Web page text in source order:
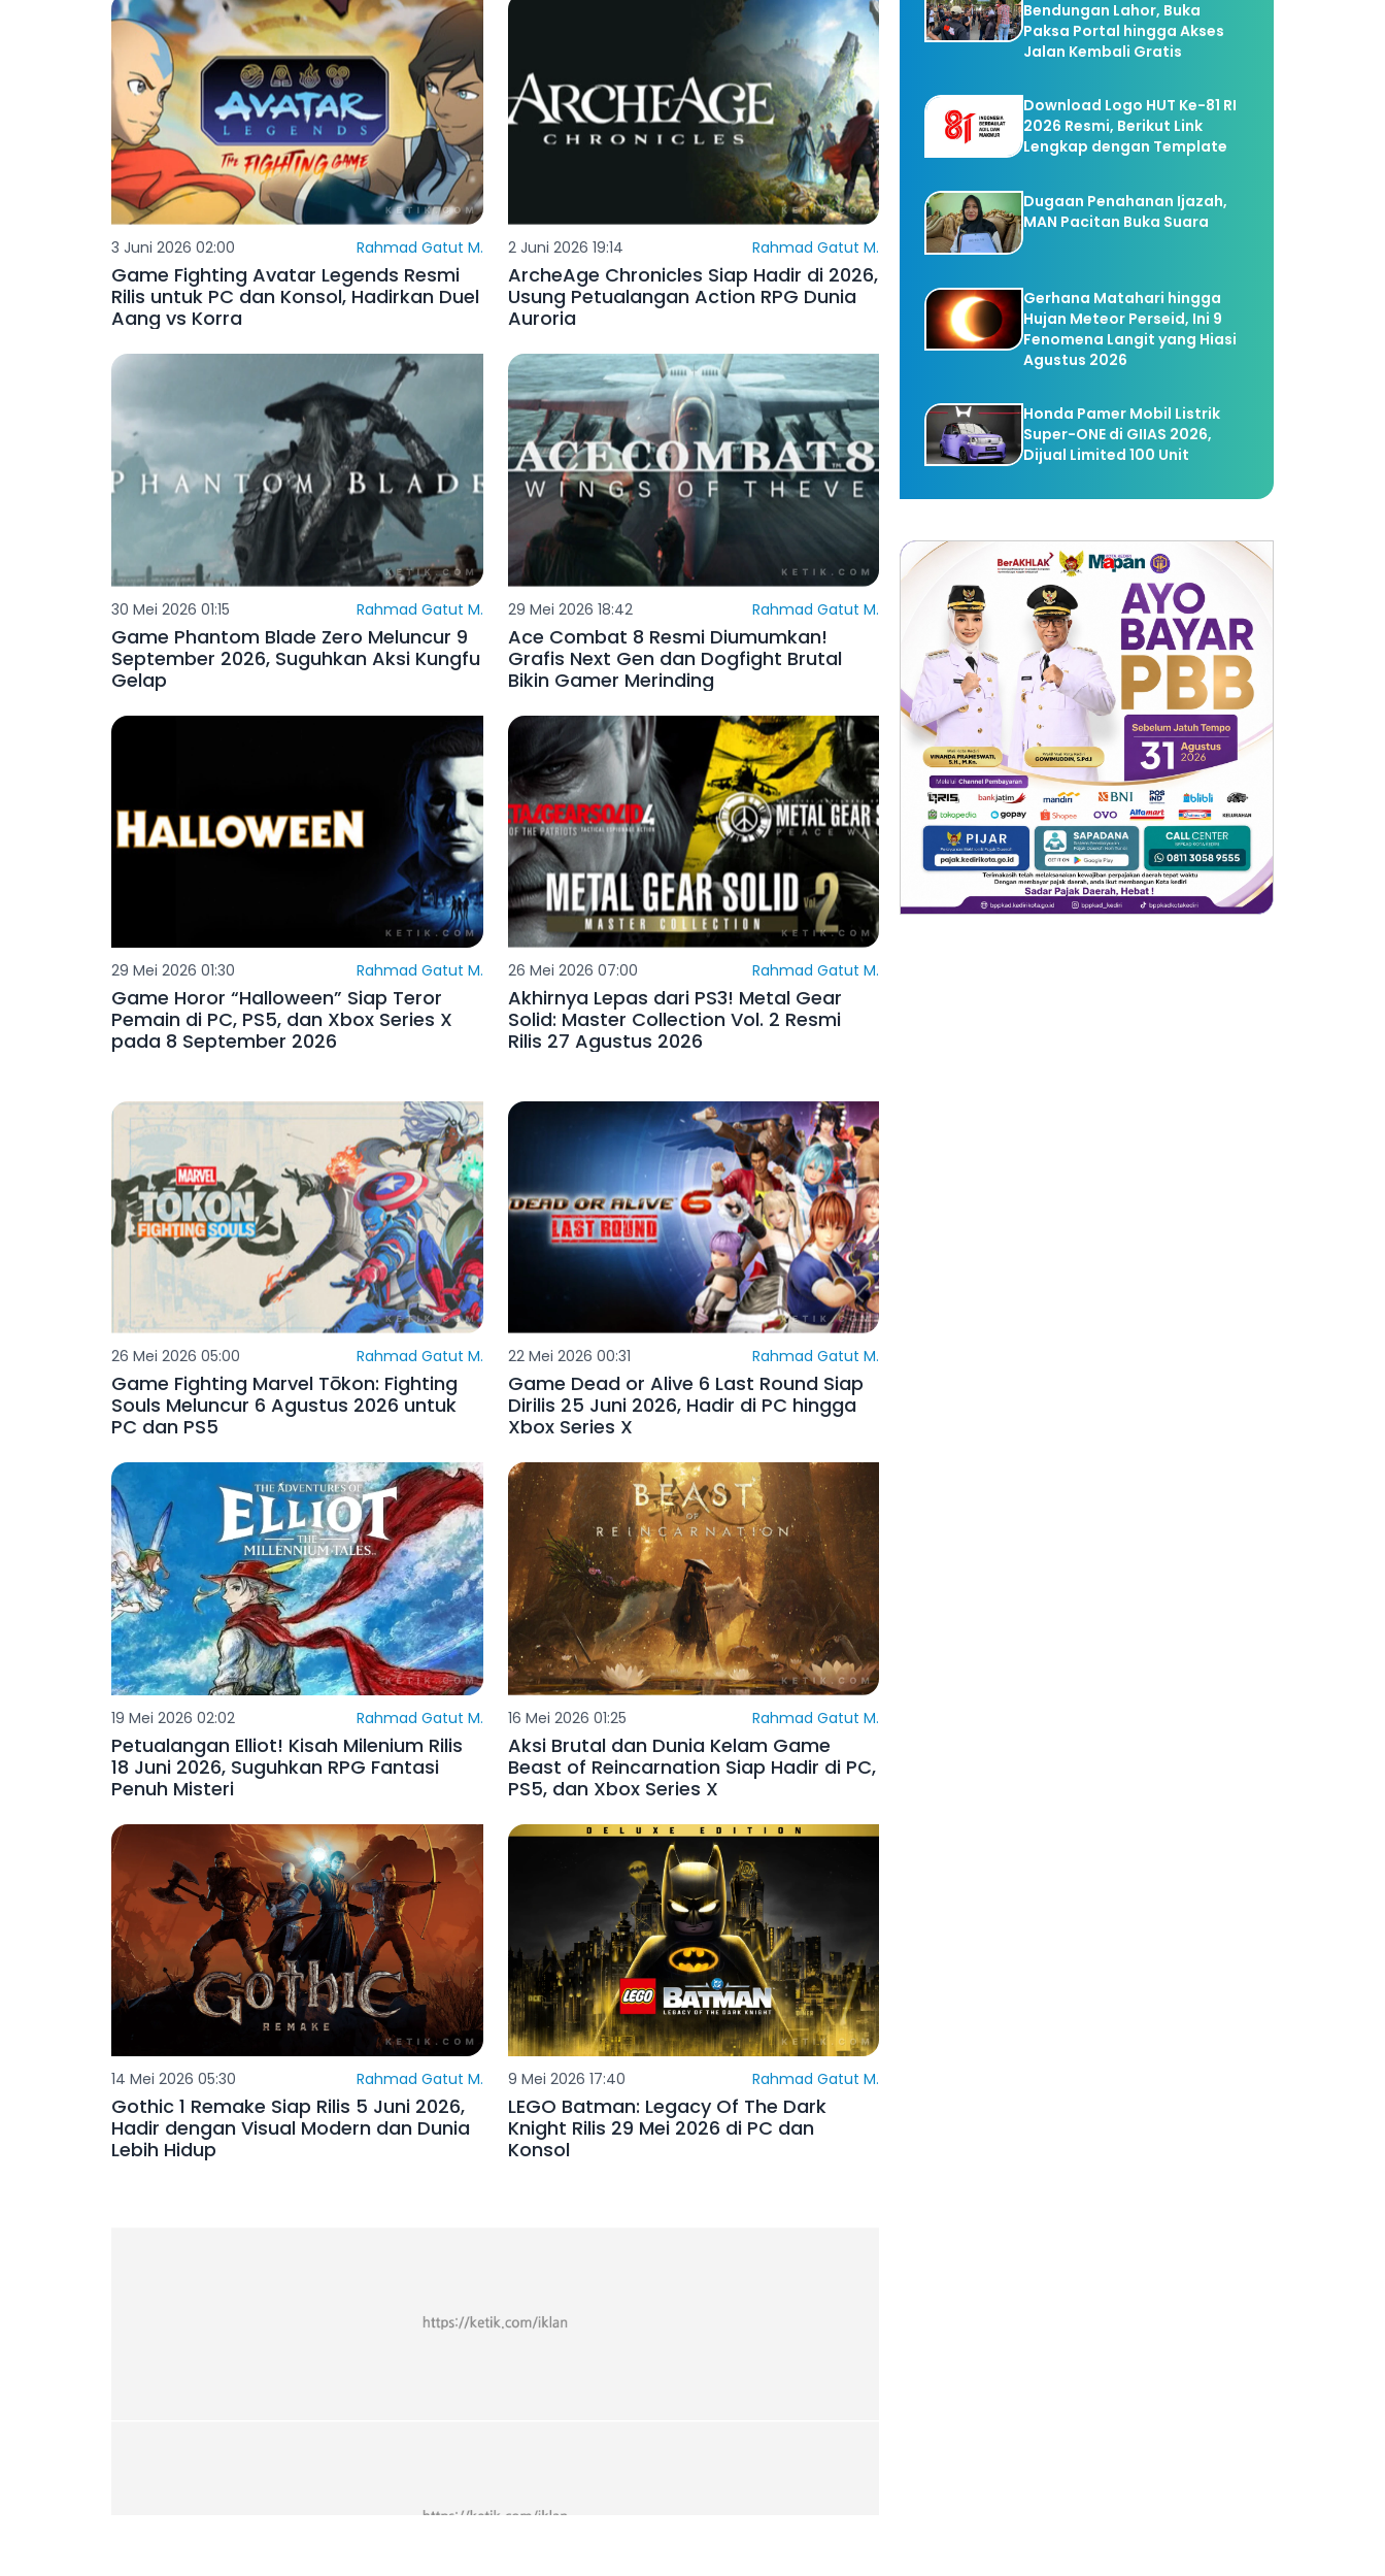
3 Juni 2026 02:00 Rahmad Gatut M.
Game Fighting Avatar Legends Resmi
Rilis untuk PC dan Konsol, Hadirkan Duel
Aang vs Korra
2 Juni 2026 19:14 Rahmad Gatut M.
ArcheAge Chronicles Siap Hadir di 2026,
Usung Petualangan Action RPG Dunia
Auroria
30 Mei 2026 01:15 Rahmad Gatut M.
Game Phantom Blade Zero Meluncur 9
September 2026, Suguhkan Aksi Kungfu
Gelap
29 Mei 2026 18:42 Rahmad Gatut M.
Ace Combat 8 Resmi Diumumkan!
Grafis Next Gen dan Dogfight Brutal
Bikin Gamer Merinding
29 Mei 2026 01:30 Rahmad Gatut M.
Game Horor “Halloween” Siap Teror
Pemain di PC, PS5, dan Xbox Series X
pada 8 September 2026
26 Mei 2026 07:00 Rahmad Gatut M.
Akhirnya Lepas dari PS3! Metal Gear
Solid: Master Collection Vol. 2 Resmi
Rilis 27 Agustus 2026
26 Mei 2026 05:00 Rahmad Gatut M.
Game Fighting Marvel Tōkon: Fighting
Souls Meluncur 6 Agustus 2026 untuk
PC dan PS5
22 Mei 2026 00:31 Rahmad Gatut M.
Game Dead or Alive 6 Last Round Siap
Dirilis 25 Juni 2026, Hadir di PC hingga
Xbox Series X
19 Mei 2026 02:02 Rahmad Gatut M.
Petualangan Elliot! Kisah Milenium Rilis
18 Juni 2026, Suguhkan RPG Fantasi
Penuh Misteri
16 Mei 2026 01:25 Rahmad Gatut M.
Aksi Brutal dan Dunia Kelam Game
Beast of Reincarnation Siap Hadir di PC,
PS5, dan Xbox Series X
14 Mei 2026 05:30 Rahmad Gatut M.
Gothic 1 Remake Siap Rilis 5 Juni 2026,
Hadir dengan Visual Modern dan Dunia
Lebih Hidup
9 Mei 2026 17:40 Rahmad Gatut M.
LEGO Batman: Legacy Of The Dark
Knight Rilis 29 Mei 2026 di PC dan
Konsol
Bendungan Lahor, Buka
Paksa Portal hingga Akses
Jalan Kembali Gratis
Download Logo HUT Ke-81 RI
2026 Resmi, Berikut Link
Lengkap dengan Template
Dugaan Penahanan Ijazah,
MAN Pacitan Buka Suara
Gerhana Matahari hingga
Hujan Meteor Perseid, Ini 9
Fenomena Langit yang Hiasi
Agustus 2026
Honda Pamer Mobil Listrik
Super-ONE di GIIAS 2026,
Dijual Limited 100 Unit